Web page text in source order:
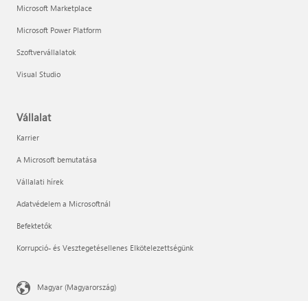
Microsoft Marketplace
Microsoft Power Platform
Szoftvervállalatok
Visual Studio
Vállalat
Karrier
A Microsoft bemutatása
Vállalati hírek
Adatvédelem a Microsoftnál
Befektetők
Korrupció- és Vesztegetésellenes Elkötelezettségünk
Magyar (Magyarország)